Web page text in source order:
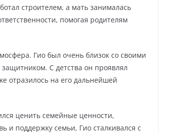
строителем, а мать занималась
помогая родителям
Гио был очень близок со своими
С детства он проявлял
отразилось на его дальнейшей
ценить семейные ценности,
и поддержку семьи, Гио сталкивался с